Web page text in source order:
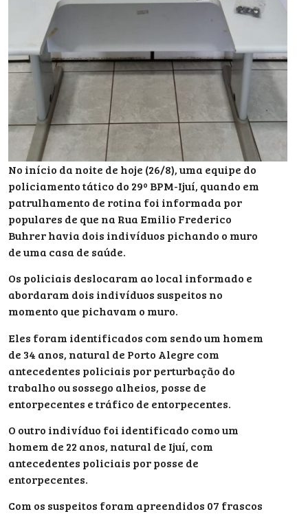
No início da noite de hoje (26/8), uma equipe do
policiamento tático do 29º BPM-Ijuí, quando em
patrulhamento de rotina foi informada por
populares de que na Rua Emilio Frederico
Buhrer havia dois indivíduos pichando o muro
de uma casa de saúde.
Os policiais deslocaram ao local informado e
abordaram dois indivíduos suspeitos no
momento que pichavam o muro.
Eles foram identificados com sendo um homem
de 34 anos, natural de Porto Alegre com
antecedentes policiais por perturbação do
trabalho ou sossego alheios, posse de
entorpecentes e tráfico de entorpecentes.
O outro indivíduo foi identificado como um
homem de 22 anos, natural de Ijuí, com
antecedentes policiais por posse de
entorpecentes.
Com os suspeitos foram apreendidos 07 frascos